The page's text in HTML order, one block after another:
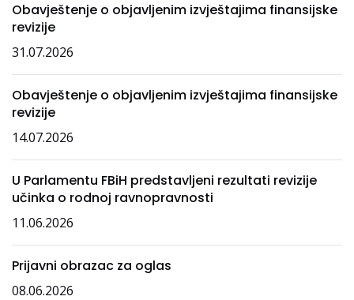
Obavještenje o objavljenim izvještajima finansijske
revizije
31.07.2026
Obavještenje o objavljenim izvještajima finansijske
revizije
14.07.2026
U Parlamentu FBiH predstavljeni rezultati revizije
učinka o rodnoj ravnopravnosti
11.06.2026
Prijavni obrazac za oglas
08.06.2026